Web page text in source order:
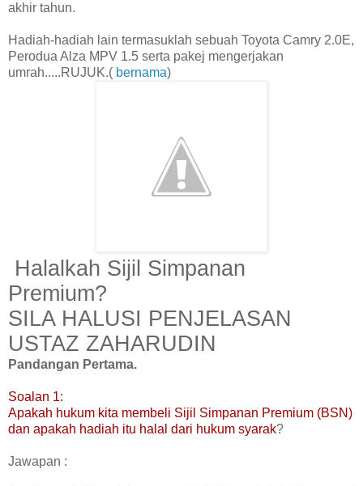
akhir tahun.
Hadiah-hadiah lain termasuklah sebuah Toyota Camry 2.0E,
Perodua Alza MPV 1.5 serta pakej mengerjakan
umrah.....RUJUK.( bernama)
Halalkah Sijil Simpanan
Premium?
SILA HALUSI PENJELASAN
USTAZ ZAHARUDIN
Pandangan Pertama.
Soalan 1:
Apakah hukum kita membeli Sijil Simpanan Premium (BSN)
dan apakah hadiah itu halal dari hukum syarak?
Jawapan :